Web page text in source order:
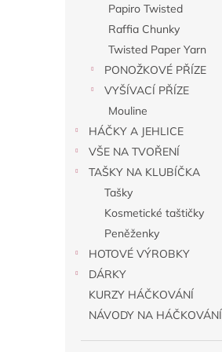
Papiro Twisted
Raffia Chunky
Twisted Paper Yarn
PONOŽKOVÉ PŘÍZE
VYŠÍVACÍ PŘÍZE
Mouline
HÁČKY A JEHLICE
VŠE NA TVOŘENÍ
TAŠKY NA KLUBÍČKA
Tašky
Kosmetické taštičky
Peněženky
HOTOVÉ VÝROBKY
DÁRKY
KURZY HÁČKOVÁNÍ
NÁVODY NA HÁČKOVÁNÍ